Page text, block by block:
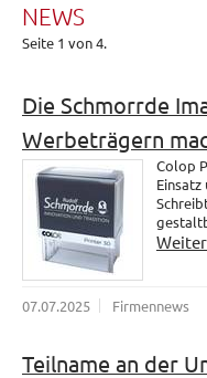
NEWS
Seite 1 von 4.
Die Schmorrde
Werbeträgern
Colop
07.07.2025 Firmennews
Teilname an der